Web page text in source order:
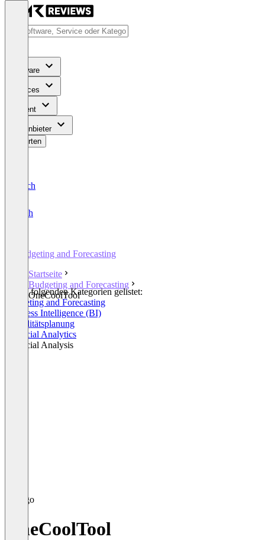
Software
Services
Content
Für Anbieter
Bewerten
Deutsch
English
Budgeting and Forecasting
Startseite
Budgeting and Forecasting
OneCoolTool
In den folgenden Kategorien gelistet:
Budgeting and Forecasting
Business Intelligence (BI)
Liquiditätsplanung
Financial Analytics
Financial Analysis
OneCoolTool